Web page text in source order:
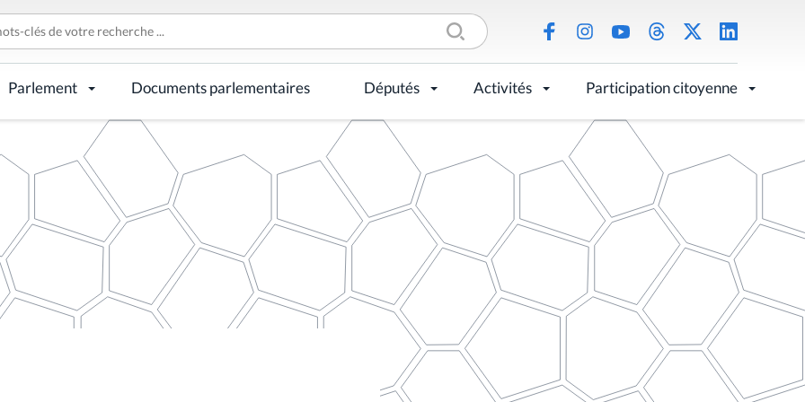
Parlement Documents parlementaires Députés Activités Participation citoyenne